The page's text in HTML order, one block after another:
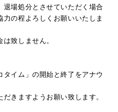
退場処分とさせていただく場合
の程よろしくお願いいたしま
致しません。
タイム」の開始と終了をアナウ
きますようお願い致します。